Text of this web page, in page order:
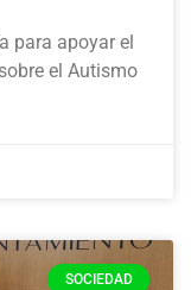
para apoyar el
el Autismo
SOCIEDAD